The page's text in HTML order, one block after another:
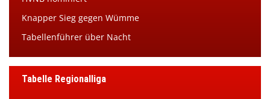
Knapper Sieg gegen Wümme
Tabellenführer über Nacht
Tabelle Regionalliga